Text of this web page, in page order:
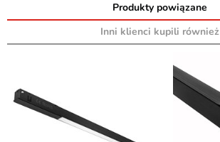
Produkty powiązane
Inni klienci kupili również